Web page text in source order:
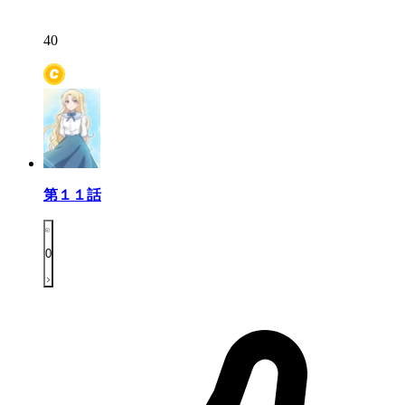
40
第１１話
0